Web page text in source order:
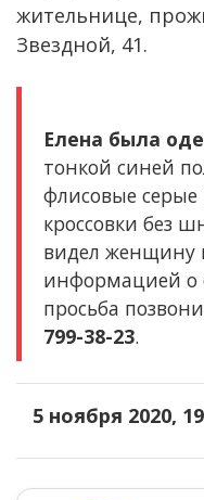
жительнице,
Звездной, 41.
Елена была
тонкой синей
флисовые
кроссовки без
видел женщину
информацией о
просьба
799-38-23.
5 ноября 2020,